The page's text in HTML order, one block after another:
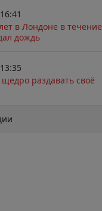
в Лондоне в течение
дождь
раздавать своё